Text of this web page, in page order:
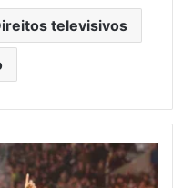
televisivos